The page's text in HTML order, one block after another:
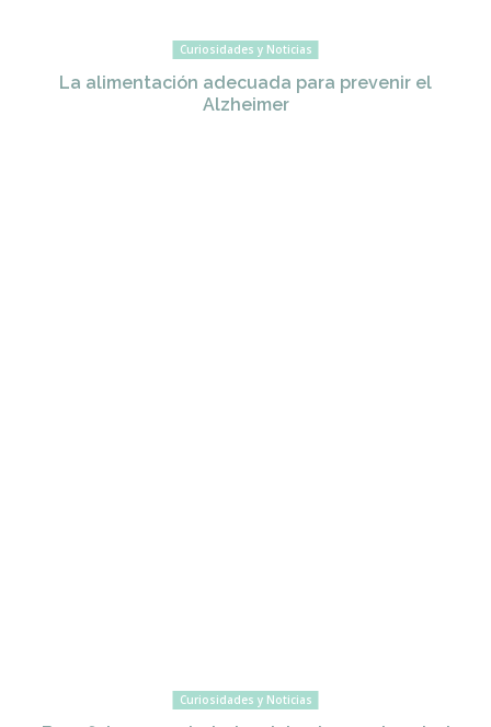
Curiosidades y Noticias
La alimentación adecuada para prevenir el
Alzheimer
Curiosidades y Noticias